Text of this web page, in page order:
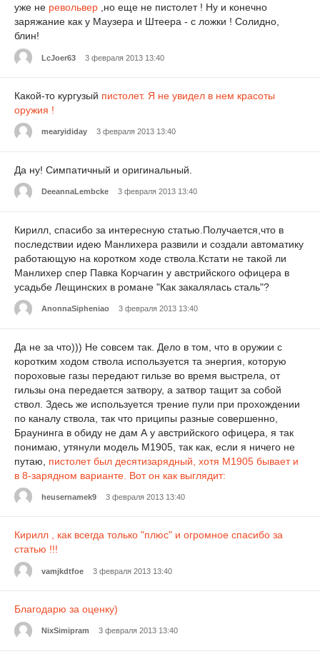
уже не револьвер ,но еще не пистолет ! Ну и конечно
заряжание как у Маузера и Штеера - с ложки ! Солидно,
блин!
LcJoer63 3 февраля 2013 13:40
Какой-то кургузый пистолет. Я не увидел в нем красоты
оружия !
mearyididay 3 февраля 2013 13:40
Да ну! Симпатичный и оригинальный.
DeeannaLembcke 3 февраля 2013 13:40
Кирилл, спасибо за интересную статью.Получается,что в
последствии идею Манлихера развили и создали автоматику
работающую на коротком ходе ствола.Кстати не такой ли
Манлихер спер Павка Корчагин у австрийского офицера в
усадьбе Лещинских в романе "Как закалялась сталь"?
AnonnaSipheniao 3 февраля 2013 13:40
Да не за что))) Не совсем так. Дело в том, что в оружии с
коротким ходом ствола используется та энергия, которую
пороховые газы передают гильзе во время выстрела, от
гильзы она передается затвору, а затвор тащит за собой
ствол. Здесь же используется трение пули при прохождении
по каналу ствола, так что приципы разные совершенно,
Браунинга в обиду не дам А у австрийского офицера, я так
понимаю, утянули модель М1905, так как, если я ничего не
путаю, пистолет был десятизарядный, хотя М1905 бывает и
в 8-зарядном варианте. Вот он как выглядит:
heusernamek9 3 февраля 2013 13:40
Кирилл , как всегда только "плюс" и огромное спасибо за
статью !!!
vamjkdtfoe 3 февраля 2013 13:40
Благодарю за оценку)
NixSimipram 3 февраля 2013 13:40